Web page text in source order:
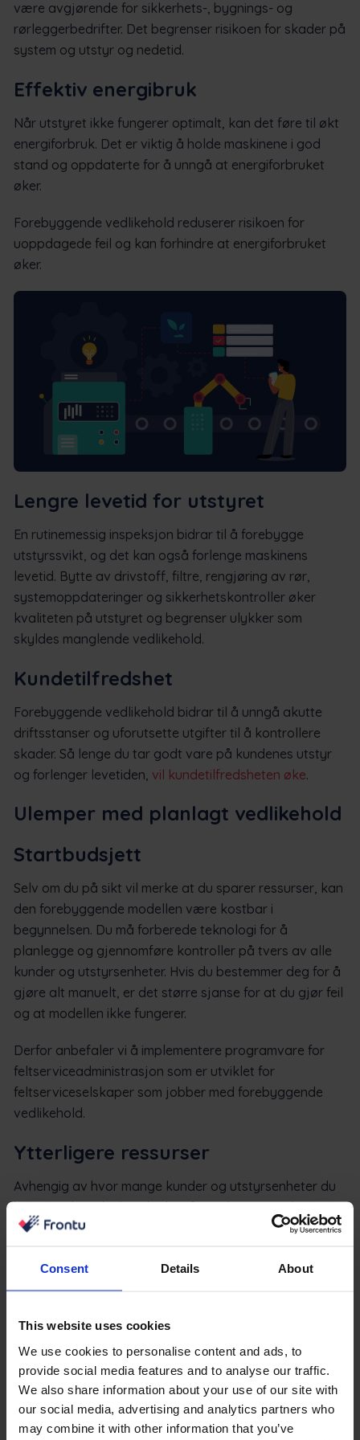
Consent Details About
This website uses cookies
We use cookies to personalise content and ads, to
provide social media features and to analyse our traffic.
We also share information about your use of our site with
our social media, advertising and analytics partners who
may combine it with other information that you’ve
være avgjørende for sikkerhets-, bygnings- og
rørleggerbedrifter. Det begrenser risikoen for skader på
system og utstyr og nedetid.
Effektiv energibruk
Når utstyret ikke fungerer optimalt, kan det føre til økt
energiforbruk. Det er viktig å holde maskinene i god
stand og oppdaterte for å unngå at energiforbruket
øker.
Forebyggende vedlikehold reduserer risikoen for
uoppdagede feil og kan forhindre at energiforbruket
øker.
Lengre levetid for utstyret
En rutinemessig inspeksjon bidrar til å forebygge
utstyrssvikt, og det kan også forlenge maskinens
levetid. Bytte av drivstoff, filtre, rengjøring av rør,
systemoppdateringer og sikkerhetskontroller øker
kvaliteten på utstyret og begrenser ulykker som
skyldes manglende vedlikehold.
Kundetilfredshet
Forebyggende vedlikehold bidrar til å unngå akutte
driftsstanser og uforutsette utgifter til å kontrollere
skader. Så lenge du tar godt vare på kundenes utstyr
og forlenger levetiden, vil kundetilfredsheten øke.
Ulemper med planlagt vedlikehold
Startbudsjett
Selv om du på sikt vil merke at du sparer ressurser, kan
den forebyggende modellen være kostbar i
begynnelsen. Du må forberede teknologi for å
planlegge og gjennomføre kontroller på tvers av alle
kunder og utstyrsenheter. Hvis du bestemmer deg for å
gjøre alt manuelt, er det større sjanse for at du gjør feil
og at modellen ikke fungerer.
Derfor anbefaler vi å implementere programvare for
feltserviceadministrasjon som er utviklet for
feltserviceselskaper som jobber med forebyggende
vedlikehold.
Ytterligere ressurser
Avhengig av hvor mange kunder og utstyrsenheter du
betjener, kan det hende du må utvide teamet ditt.
Spesialister som kan utføre vedlikehold til planlagt tid,
kunne jobbe med ulike prosjekter og utstyr.
I motsetning til reaktivt vedlikehold krever den
forebyggende strategien din oppmerksomhet selv om
utstyret fungerer perfekt. Selv om du kanskje ikke
finner noe å reparere, må maskineriet ofte stoppes og
settes ut av drift for å utføre revisjonen. Det fører til